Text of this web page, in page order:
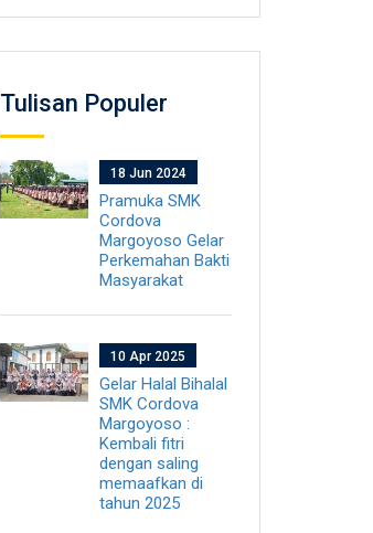
Tulisan Populer
18 Jun 2024
Pramuka SMK
Cordova
Margoyoso Gelar
Perkemahan Bakti
Masyarakat
10 Apr 2025
Gelar Halal Bihalal
SMK Cordova
Margoyoso :
Kembali fitri
dengan saling
memaafkan di
tahun 2025